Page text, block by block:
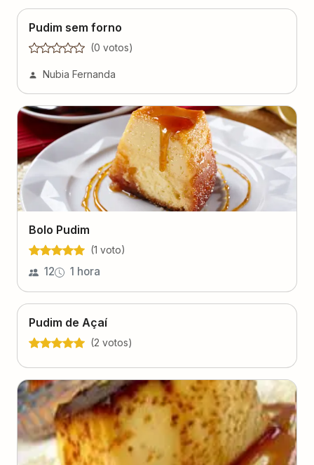
Pudim sem forno
(0 votos)
Nubia Fernanda
Bolo Pudim
(1 voto)
12 1 hora
Pudim de Açaí
(2 votos)